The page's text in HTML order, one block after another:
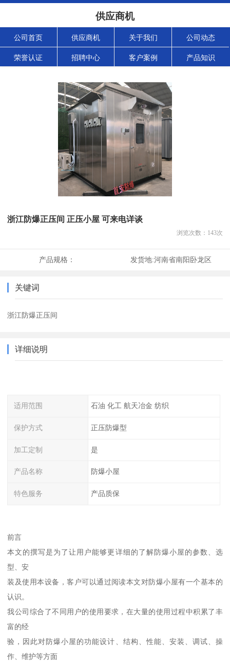
供应商机
公司首页 供应商机 关于我们 公司动态
荣誉认证 招聘中心 客户案例 产品知识
浙江防爆正压间 正压小屋 可来电详谈
浏览次数： 143次
产品规格： 发货地:河南省南阳卧龙区
关键词
浙江防爆正压间
详细说明
适用范围 石油 化工 航天冶金 纺织
保护方式 正压防爆型
加工定制 是
产品名称 防爆小屋
特色服务 产品质保
前言
本文的撰写是为了让用户能够更详细的了解防爆小屋的参数、选
型、安
装及使用本设备，客户可以通过阅读本文对防爆小屋有一个基本的
认识。
我公司综合了不同用户的使用要求，在大量的使用过程中积累了丰
富的经
验，因此对防爆小屋的功能设计、结构、性能、安装、调试、操
作、维护等方面